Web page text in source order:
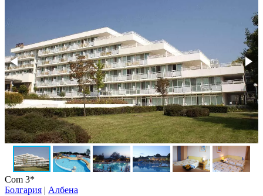
Com 3*
Болгария | Албена